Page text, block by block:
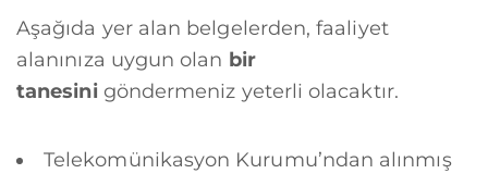
Aşağıda yer alan belgelerden, faaliyet
alanınıza uygun olan bir
tanesinigöndermeniz yeterli olacaktır.
Telekomünikasyon Kurumu’ndan alınmış